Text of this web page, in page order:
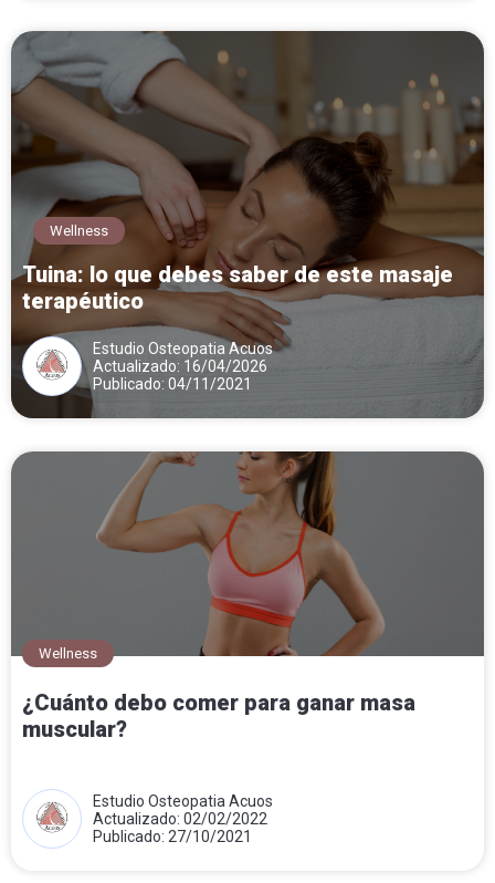
Wellness
Tuina: lo que debes saber de este masaje
terapéutico
Estudio Osteopatia Acuos
Actualizado: 16/04/2026
Publicado: 04/11/2021
Wellness
¿Cuánto debo comer para ganar masa
muscular?
Estudio Osteopatia Acuos
Actualizado: 02/02/2022
Publicado: 27/10/2021